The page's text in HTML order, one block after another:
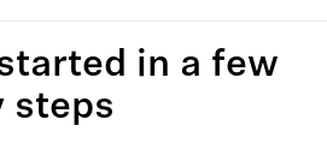
in a few
steps